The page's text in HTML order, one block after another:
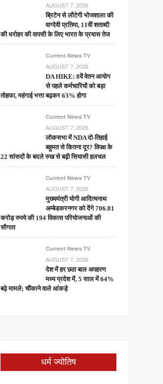
AUGUST 7, 2026
ब्रिटेन से लौटेगी भोजशाला की
वाग्देवी प्रतिमा, 11वीं शताब्दी
की धरोहर की वापसी के लिए भारत के प्रयास तेज
Current News TV
AUGUST 7, 2026
DA HIKE: 8वें वेतन आयोग
से पहले कर्मचारियों को बड़ा
तोहफा, महंगाई भत्ता बढ़कर 63% होगा
Current News TV
AUGUST 7, 2026
लोकसभा में NDA दो-तिहाई
बहुमत से कितना दूर? विपक्ष के
22 सांसदों के बदले रुख से बढ़ी सियासी हलचल
Current News TV
AUGUST 7, 2026
मुख्यमंत्री योगी आदित्यनाथ
अम्बेडकरनगर को देंगे 706.81
करोड़ रुपये की 194 विकास परियोजनाओं की
सौगात
Current News TV
AUGUST 7, 2026
देश में हर छठा बाल अपहरण
मध्य प्रदेश में, 5 साल में 64%
बढ़े मामले; चौंकाने वाले आंकड़े
धर्म ज्योतिष